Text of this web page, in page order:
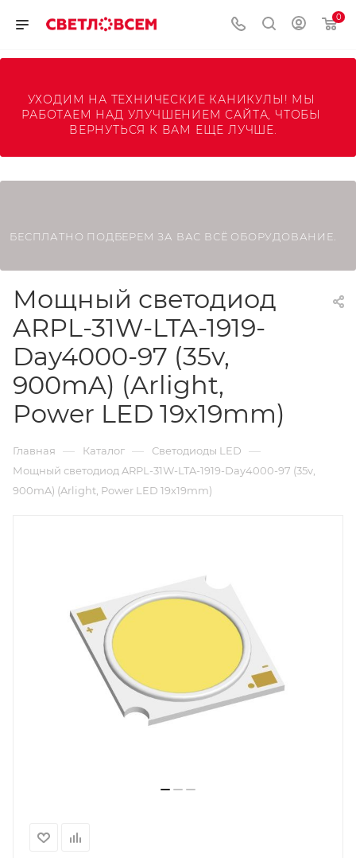
0
УХОДИМ НА ТЕХНИЧЕСКИЕ КАНИКУЛЫ! МЫ
РАБОТАЕМ НАД УЛУЧШЕНИЕМ САЙТА, ЧТОБЫ
ВЕРНУТЬСЯ К ВАМ ЕЩЕ ЛУЧШЕ.
БЕСПЛАТНО ПОДБЕРЕМ ЗА ВАС ВСЁ ОБОРУДОВАНИЕ.
Мощный светодиод
ARPL-31W-LTA-1919-
Day4000-97 (35v,
900mA) (Arlight,
Power LED 19х19mm)
Главная — Каталог — Светодиоды LED —
Мощный светодиод ARPL-31W-LTA-1919-Day4000-97 (35v,
900mA) (Arlight, Power LED 19х19mm)